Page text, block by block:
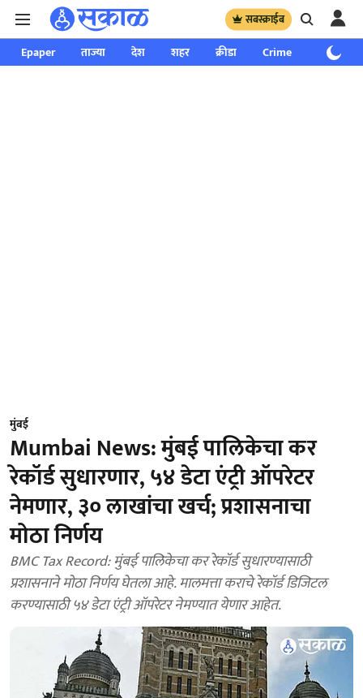
सबस्क्राईब
Epaper ताज्या देश शहर क्रीडा Crime साप्ताहिक
मुंबई
Mumbai News: मुंबई पालिकेचा कर
रेकॉर्ड सुधारणार, ५४ डेटा एंट्री ऑपरेटर
नेमणार, ३० लाखांचा खर्च; प्रशासनाचा
मोठा निर्णय
BMC Tax Record: मुंबई पालिकेचा कर रेकॉर्ड सुधारण्यासाठी
प्रशासनाने मोठा निर्णय घेतला आहे. मालमत्ता कराचे रेकॉर्ड डिजिटल
करण्यासाठी ५४ डेटा एंट्री ऑपरेटर नेमण्यात येणार आहेत.